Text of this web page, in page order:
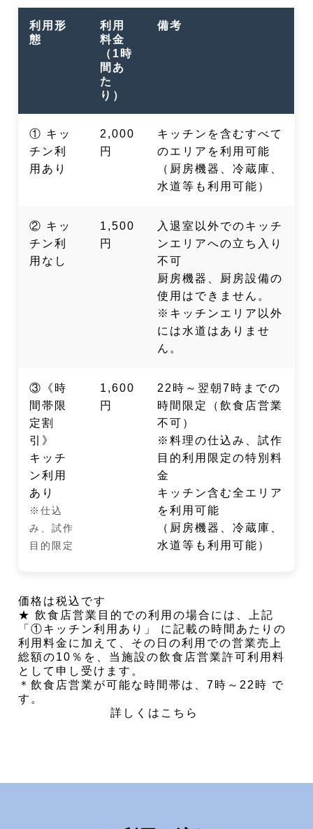
利用形
態
利用
料金
（1時
間あ
た
り）
備考
① キッ
チン利
用あり
2,000
円
キッチンを含むすべて
のエリアを利用可能
（厨房機器、冷蔵庫、
水道等も利用可能）
② キッ
チン利
用なし
1,500
円
入退室以外でのキッチ
ンエリアへの立ち入り
不可
厨房機器、厨房設備の
使用はできません。
※キッチンエリア以外
には水道はありませ
ん。
③《時
間帯限
定割
引》
キッチ
ン利用
あり
※仕込
み、試作
目的限定
1,600
円
22時～翌朝7時までの
時間限定（飲食店営業
不可）
※料理の仕込み、試作
目的利用限定の特別料
金
キッチン含む全エリア
を利用可能
（厨房機器、冷蔵庫、
水道等も利用可能）
価格は税込です
★ 飲食店営業目的での利用の場合には、上記
「①キッチン利用あり」 に記載の時間あたりの
利用料金に加えて、その日の利用での営業売上
総額の10％を、当施設の飲食店営業許可利用料
として申し受けます。
＊飲食店営業が可能な時間帯は、7時～22時 で
す。
詳しくはこちら